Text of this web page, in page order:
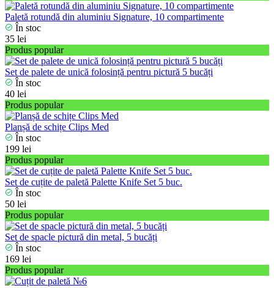
Paletă rotundă din aluminiu Signature, 10 compartimente
În stoc
35 lei
Produs popular
Set de palete de unică folosință pentru pictură 5 bucăți
În stoc
40 lei
Produs popular
Planșă de schițe Clips Med
În stoc
199 lei
Produs popular
Set de сuțite de paletă Palette Knife Set 5 buc.
În stoc
50 lei
Produs popular
Set de spacle pictură din metal, 5 bucăți
În stoc
169 lei
Produs popular